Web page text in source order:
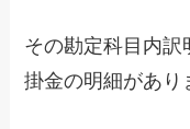
その勘定科目内訳
掛金の明細があり